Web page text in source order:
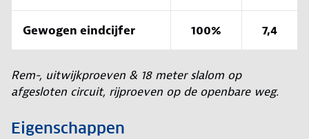
Gewogen eindcijfer 100% 7,4
Rem-, uitwijkproeven & 18 meter slalom op
afgesloten circuit, rijproeven op de openbare weg.
Eigenschappen